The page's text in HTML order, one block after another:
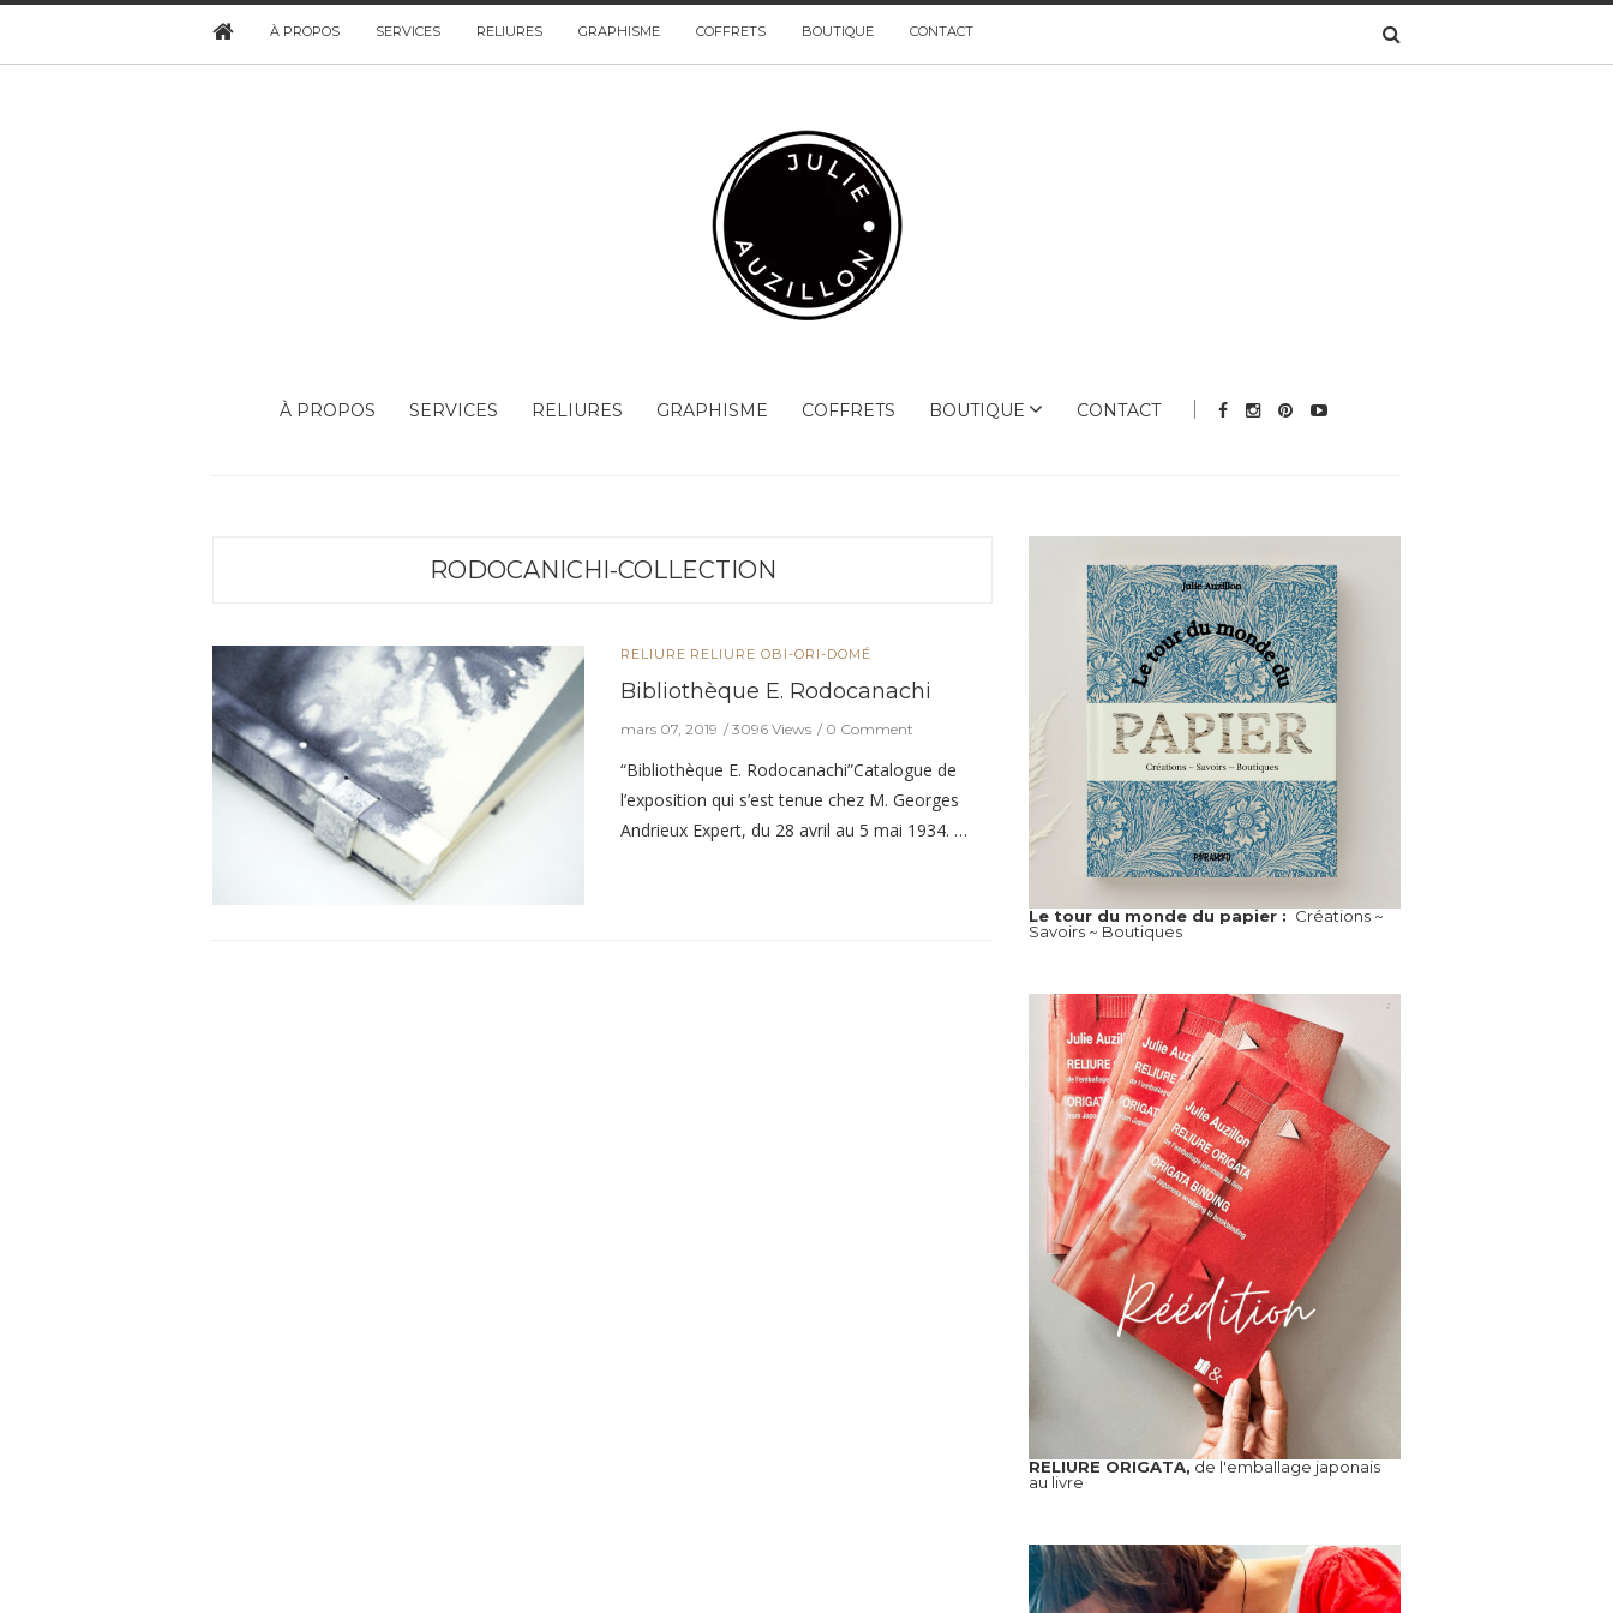
À PROPOS SERVICES RELIURES GRAPHISME COFFRETS BOUTIQUE CONTACT
À PROPOS SERVICES RELIURES GRAPHISME COFFRETS BOUTIQUE CONTACT
RODOCANICHI-COLLECTION
RELIURE RELIURE OBI-ORI-DOMÉ
Bibliothèque E. Rodocanachi
mars 07, 2019 3096 Views 0 Comment
“Bibliothèque E. Rodocanachi”Catalogue de
l’exposition qui s’est tenue chez M. Georges
Andrieux Expert, du 28 avril au 5 mai 1934. …
Le tour du monde du papier : Créations ~
Savoirs ~ Boutiques
RELIURE ORIGATA,de l'emballage japonais
au livre